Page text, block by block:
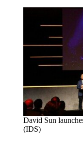
David Sun
(IDS)